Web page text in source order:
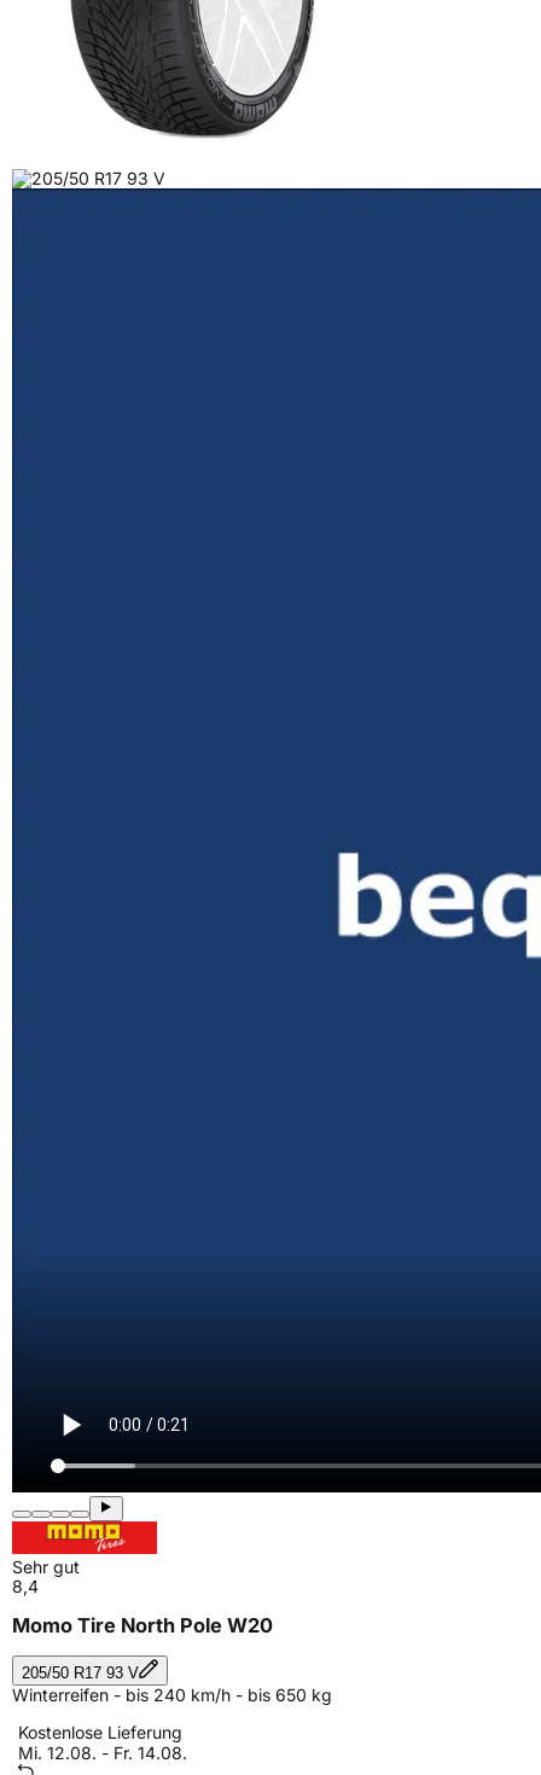
Sehr gut
8,4
Momo Tire North Pole W20
205/50 R17 93 V
Winterreifen - bis 240 km/h - bis 650 kg
Kostenlose Lieferung
Mi. 12.08. - Fr. 14.08.